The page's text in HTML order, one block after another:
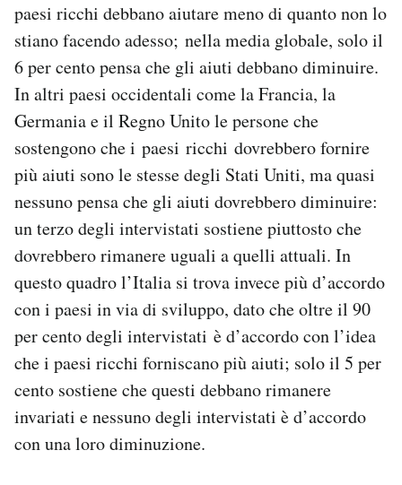
paesi ricchi debbano aiutare meno di quanto non lo
stiano facendo adesso; nella media globale, solo il
6 per cento pensa che gli aiuti debbano diminuire.
In altri paesi occidentali come la Francia, la
Germania e il Regno Unito le persone che
sostengono che i paesi ricchi dovrebbero fornire
più aiuti sono le stesse degli Stati Uniti, ma quasi
nessuno pensa che gli aiuti dovrebbero diminuire:
un terzo degli intervistati sostiene piuttosto che
dovrebbero rimanere uguali a quelli attuali. In
questo quadro l’Italia si trova invece più d’accordo
con i paesi in via di sviluppo, dato che oltre il 90
per cento degli intervistati è d’accordo con l’idea
che i paesi ricchi forniscano più aiuti; solo il 5 per
cento sostiene che questi debbano rimanere
invariati e nessuno degli intervistati è d’accordo
con una loro diminuzione.